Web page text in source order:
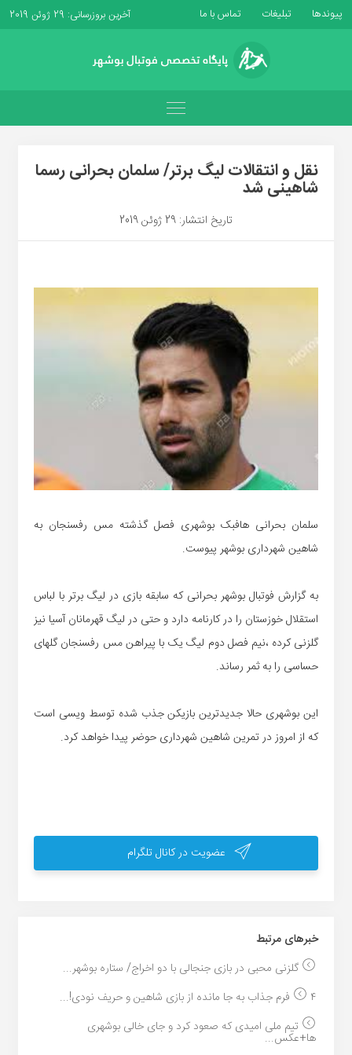
پیوندها تبلیغات تماس با ما آخرین بروزرسانی: 29 ژوئن 2019
نقل و انتقالات لیگ برتر/ سلمان بحرانی رسما
شاهینی شد
تاریخ انتشار: 29 ژوئن 2019
سلمان بحرانی هافبک بوشهری فصل گذشته مس رفسنجان به
شاهین شهرداری بوشهر پیوست.
به گزارش فوتبال بوشهر بحرانی که سابقه بازی در لیگ برتر با لباس
استقلال خوزستان را در کارنامه دارد و حتی در لیگ قهرمانان آسیا نیز
گلزنی کرده ،نیم فصل دوم لیگ یک با پیراهن مس رفسنجان گلهای
حساسی را به ثمر رساند.
این بوشهری حالا جدیدترین بازیکن جذب شده توسط ویسی است
که از امروز در تمرین شاهین شهرداری حوضر پیدا خواهد کرد.
عضویت در کانال تلگرام
خبر‌های مرتبط
گلزنی محبی در بازی جنجالی با دو اخراج/ ستاره بوشهر...
۴ فرم جذاب به جا مانده از بازی شاهین و حریف نودی!...
تیم ملی امیدی که صعود کرد و جای خالی بوشهری
ها+عکس...